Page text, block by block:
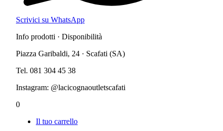
Scrivici su WhatsApp
Info prodotti · Disponibilità
Piazza Garibaldi, 24 · Scafati (SA)
Tel. 081 304 45 38
Instagram: @lacicognaoutletscafati
0
Il tuo carrello